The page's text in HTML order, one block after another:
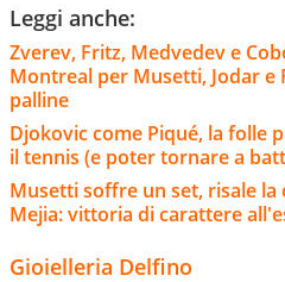
Leggi anche:
Zverev, Fritz, Medvedev e
Montreal per Musetti, Jodar e
palline
Djokovic come Piqué, la folle
il tennis (e poter tornare a
Musetti soffre un set, risale
Mejia: vittoria di carattere
Gioielleria Delfino